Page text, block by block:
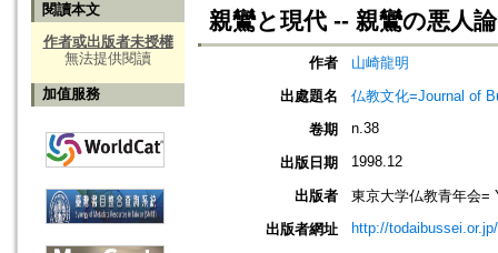
閱讀本文
作者或出版者未授權
無法提供閱讀
加值服務
親鸞と現代 -- 親鸞の悪人
作者
山崎龍明
出處題名
仏教文化=Journal of
卷期
n.38
出版日期 1998.12
出版者
東京大学仏教青年会=
出版者網址
http://